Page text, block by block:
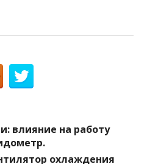
влияние на работу
охлаждения